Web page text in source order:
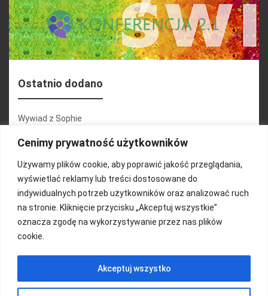
Cenimy prywatność użytkowników
Używamy plików cookie, aby poprawić jakość przeglądania,
wyświetlać reklamy lub treści dostosowane do
indywidualnych potrzeb użytkowników oraz analizować ruch
na stronie. Kliknięcie przycisku „Akceptuj wszystkie”
oznacza zgodę na wykorzystywanie przez nas plików
cookie.
Akceptuj wszystko
Ostatnio dodano
Wywiad z Sophie
Konferencja 2.1
Martyna Wojciechowska
Relacja zdjęciowa 25.09.2024r (cz.2)
Wywiady z uczestnikami
FUNDACJA KOLOROWO